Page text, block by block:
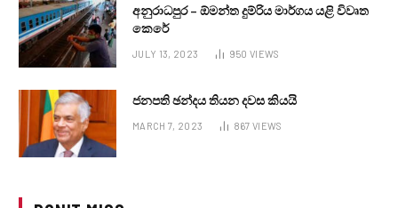
අනුරාධපුර – ඕමන්ත දුම්රිය මාර්ගය යළි විවෘත
කෙරේ
JULY 13, 2023 950 VIEWS
ජනපති ඡන්දය තියන දවස කියයි
MARCH 7, 2023 867 VIEWS